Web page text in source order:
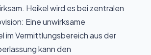
Heikel wird es bei zentralen
Eine unwirksame
im Vermittlungsbereich aus der
kann den